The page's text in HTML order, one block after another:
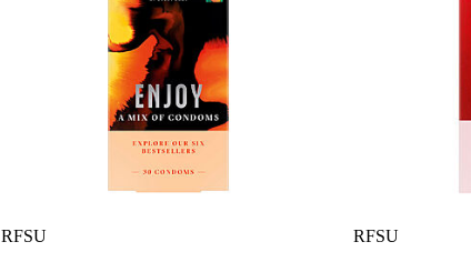
RFSU RFSU